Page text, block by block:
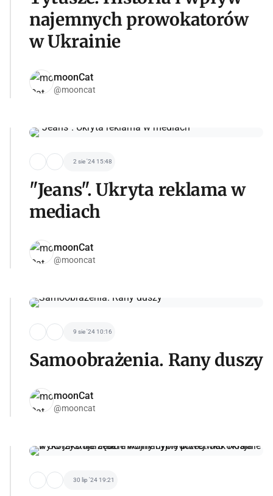
najemnych prowokatorów
w Ukrainie
moonCat
@mooncat
2 sie '24 15:48
"Jeans". Ukryta reklama w
mediach
moonCat
@mooncat
9 sie '24 10:16
Samoobrażenia. Rany duszy
moonCat
@mooncat
30 lip '24 19:21